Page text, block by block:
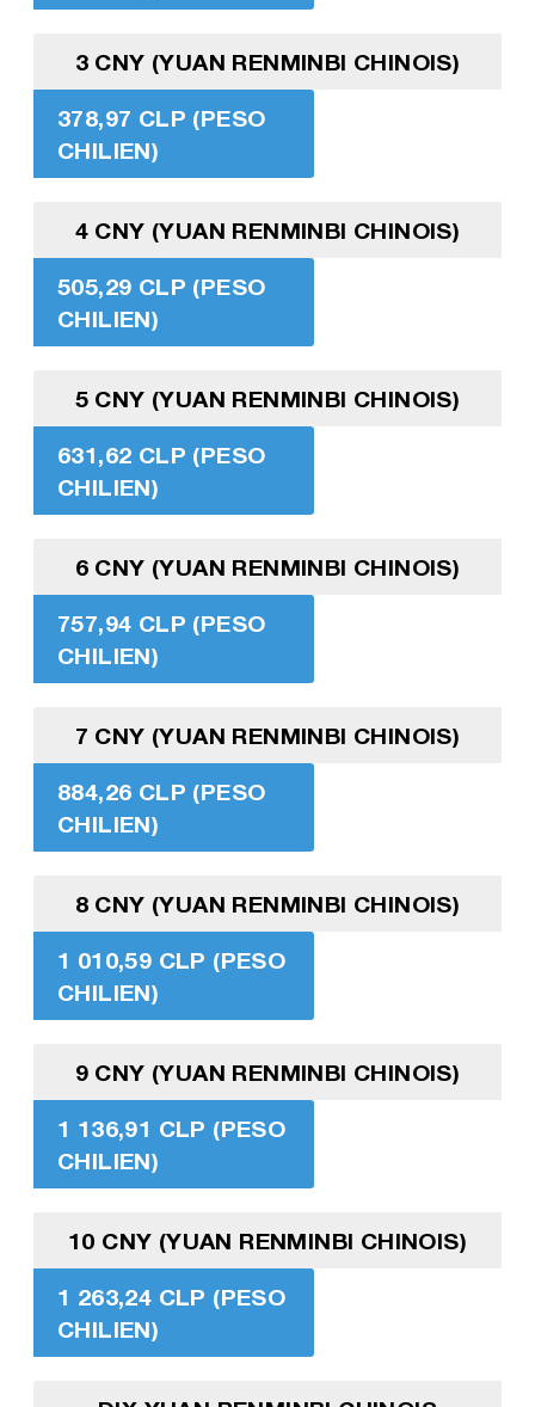
3 CNY (YUAN RENMINBI CHINOIS)
378,97 CLP (PESO
CHILIEN)
4 CNY (YUAN RENMINBI CHINOIS)
505,29 CLP (PESO
CHILIEN)
5 CNY (YUAN RENMINBI CHINOIS)
631,62 CLP (PESO
CHILIEN)
6 CNY (YUAN RENMINBI CHINOIS)
757,94 CLP (PESO
CHILIEN)
7 CNY (YUAN RENMINBI CHINOIS)
884,26 CLP (PESO
CHILIEN)
8 CNY (YUAN RENMINBI CHINOIS)
1 010,59 CLP (PESO
CHILIEN)
9 CNY (YUAN RENMINBI CHINOIS)
1 136,91 CLP (PESO
CHILIEN)
10 CNY (YUAN RENMINBI CHINOIS)
1 263,24 CLP (PESO
CHILIEN)